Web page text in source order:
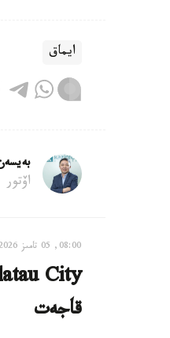
ايماق
اۆتور
08:00, 05 تامىز 2026
قاجەت